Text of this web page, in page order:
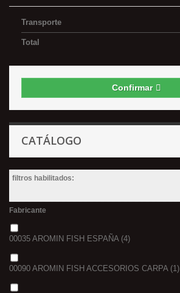
Transporte
Total
Confirmar
CATÁLOGO
filtros habilitados:
Fabricante
00035 AROMIN FISH ESPAÑA(4)
00090 AROMIN FISH ACCESORIOS CARPA(1)